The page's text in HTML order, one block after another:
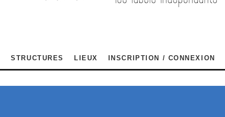
STRUCTURES LIEUX INSCRIPTION / CONNEXION